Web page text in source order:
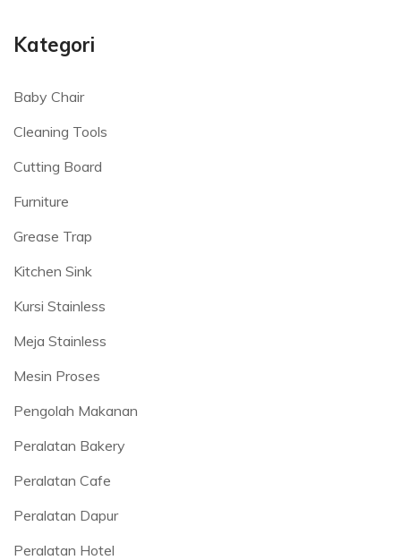
Kategori
Baby Chair
Cleaning Tools
Cutting Board
Furniture
Grease Trap
Kitchen Sink
Kursi Stainless
Meja Stainless
Mesin Proses
Pengolah Makanan
Peralatan Bakery
Peralatan Cafe
Peralatan Dapur
Peralatan Hotel